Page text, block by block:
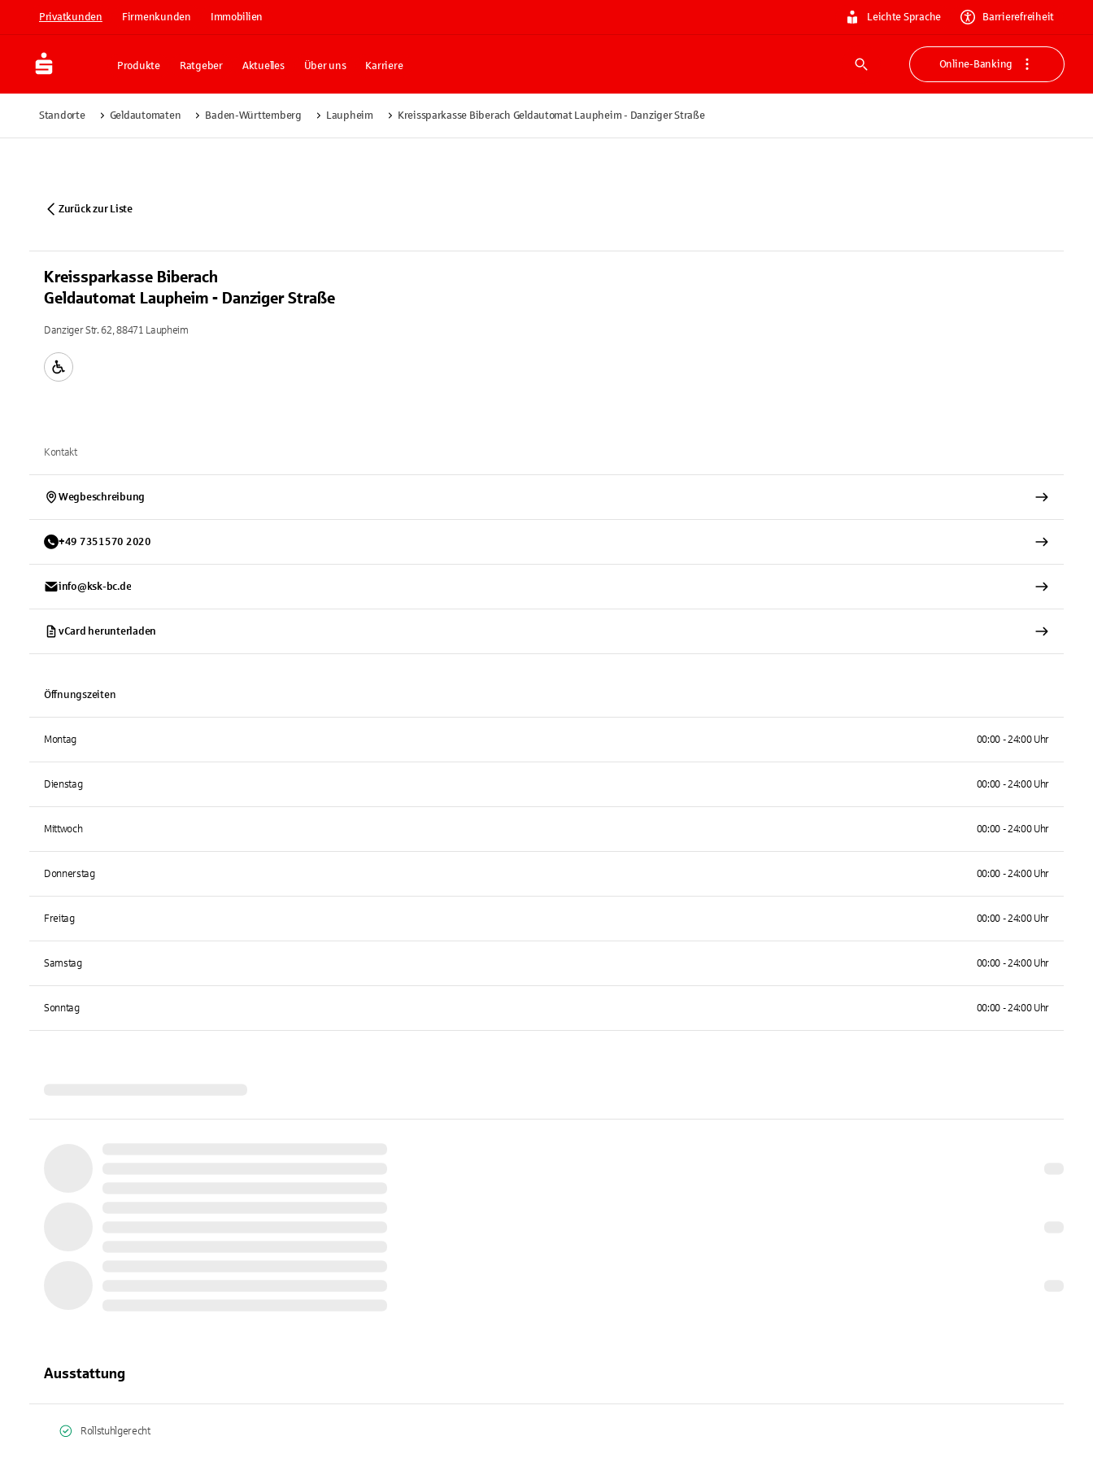
Privatkunden Firmenkunden Immobilien Leichte Sprache Barrierefreiheit
Produkte Ratgeber Aktuelles Über uns Karriere
Suche
Online-Banking
Standorte Geldautomaten Baden-Württemberg Laupheim Kreissparkasse Biberach Geldautomat Laupheim - Danziger Straße
Zurück zur Liste
Kreissparkasse Biberach
Geldautomat Laupheim - Danziger Straße
Danziger Str. 62, 88471 Laupheim
Kontakt
Wegbeschreibung
+49 7351570 2020
info@ksk-bc.de
vCard herunterladen
Öffnungszeiten
Montag 00:00 - 24:00 Uhr
Dienstag 00:00 - 24:00 Uhr
Mittwoch 00:00 - 24:00 Uhr
Donnerstag 00:00 - 24:00 Uhr
Freitag 00:00 - 24:00 Uhr
Samstag 00:00 - 24:00 Uhr
Sonntag 00:00 - 24:00 Uhr
Ausstattung
Rollstuhlgerecht